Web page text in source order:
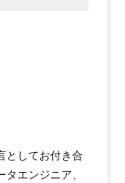
としてお付き合
エンジニア、